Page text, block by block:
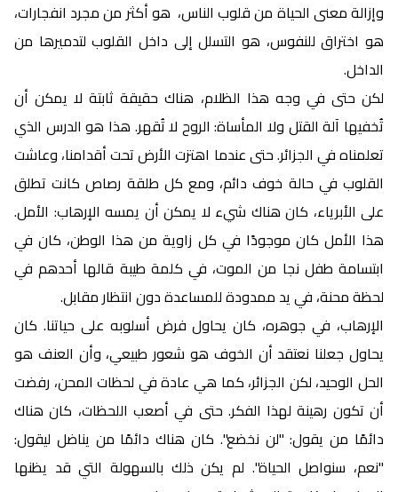
وإزالة معنى الحياة من قلوب الناس، هو أكثر من مجرد انفجارات،
هو اختراق للنفوس، هو التسلل إلى داخل القلوب لتدميرها من
الداخل.
لكن حتى في وجه هذا الظلام، هناك حقيقة ثابتة لا يمكن أن
تُخفيها آلة القتل ولا المأساة: الروح لا تُقهر. هذا هو الدرس الذي
تعلمناه في الجزائر. حتى عندما اهتزت الأرض تحت أقدامنا، وعاشت
القلوب في حالة خوف دائم، ومع كل طلقة رصاص كانت تطلق
على الأبرياء، كان هناك شيء لا يمكن أن يمسه الإرهاب: الأمل.
هذا الأمل كان موجودًا في كل زاوية من هذا الوطن، كان في
ابتسامة طفل نجا من الموت، في كلمة طيبة قالها أحدهم في
لحظة محنة، في يد ممدودة للمساعدة دون انتظار مقابل.
الإرهاب، في جوهره، كان يحاول فرض أسلوبه على حياتنا. كان
يحاول جعلنا نعتقد أن الخوف هو شعور طبيعي، وأن العنف هو
الحل الوحيد، لكن الجزائر، كما هي عادة في لحظات المحن، رفضت
أن تكون رهينة لهذا الفكر. حتى في أصعب اللحظات، كان هناك
دائمًا من يقول: "لن نخضع". كان هناك دائمًا من يناضل ليقول:
"نعم، سنواصل الحياة". لم يكن ذلك بالسهولة التي قد يظنها